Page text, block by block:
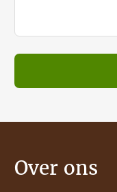
Over ons